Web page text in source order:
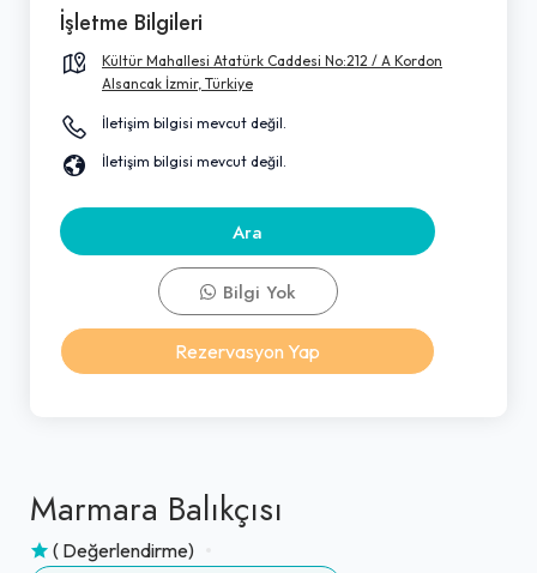
Marmara Balıkçısı
( Değerlendirme)
İşletme Bilgileri
Kültür Mahallesi Atatürk Caddesi No:212 / A Kordon
Alsancak İzmir, Türkiye
İletişim bilgisi mevcut değil.
İletişim bilgisi mevcut değil.
Ara
Bilgi Yok
Rezervasyon Yap